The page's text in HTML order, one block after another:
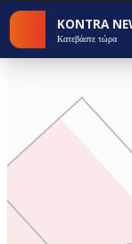
KONTRA
Κατεβάστε τώρα